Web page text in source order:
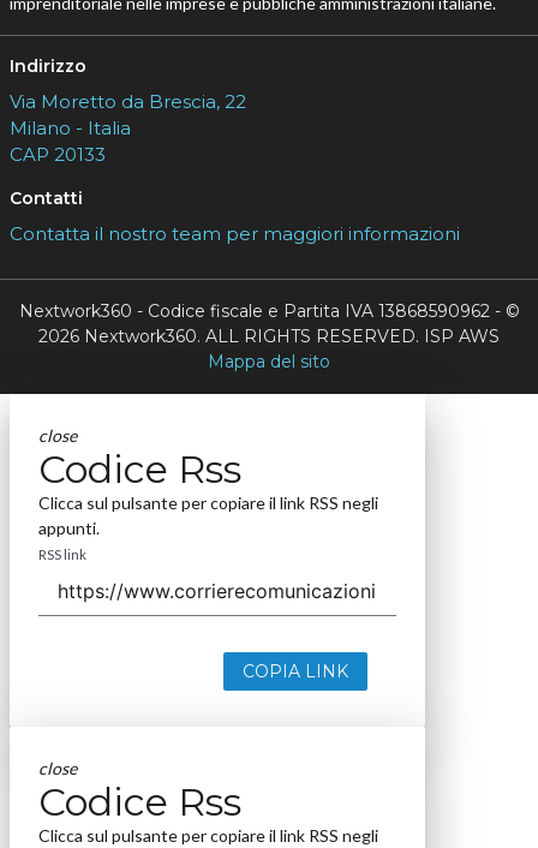
Indirizzo
Via Moretto da Brescia, 22
Milano - Italia
CAP 20133
Contatti
Contatta il nostro team per maggiori informazioni
Nextwork360 - Codice fiscale e Partita IVA 13868590962 - ©
2026 Nextwork360. ALL RIGHTS RESERVED. ISP AWS
Mappa del sito
close
Codice Rss
Clicca sul pulsante per copiare il link RSS negli
appunti.
RSS link
COPIA LINK
close
Codice Rss
Clicca sul pulsante per copiare il link RSS negli